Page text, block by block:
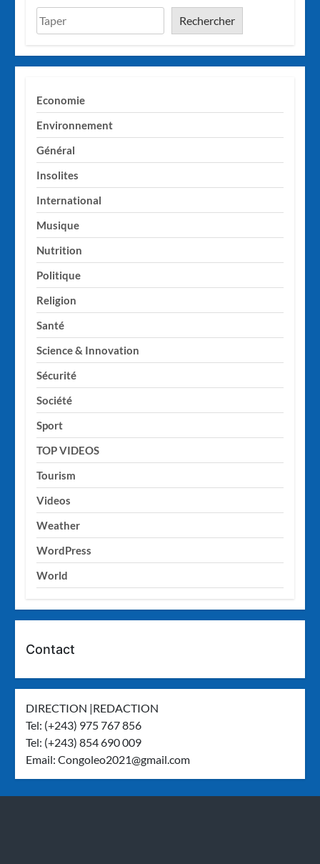
Rechercher
Economie
Environnement
Général
Insolites
International
Musique
Nutrition
Politique
Religion
Santé
Science & Innovation
Sécurité
Société
Sport
TOP VIDEOS
Tourism
Videos
Weather
WordPress
World
Contact
DIRECTION |REDACTION
Tel: (+243) 975 767 856
Tel: (+243) 854 690 009
Email:Congoleo2021@gmail.com